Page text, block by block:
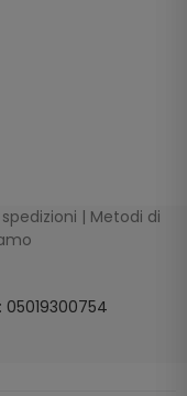
spedizioni | Metodi di
05019300754